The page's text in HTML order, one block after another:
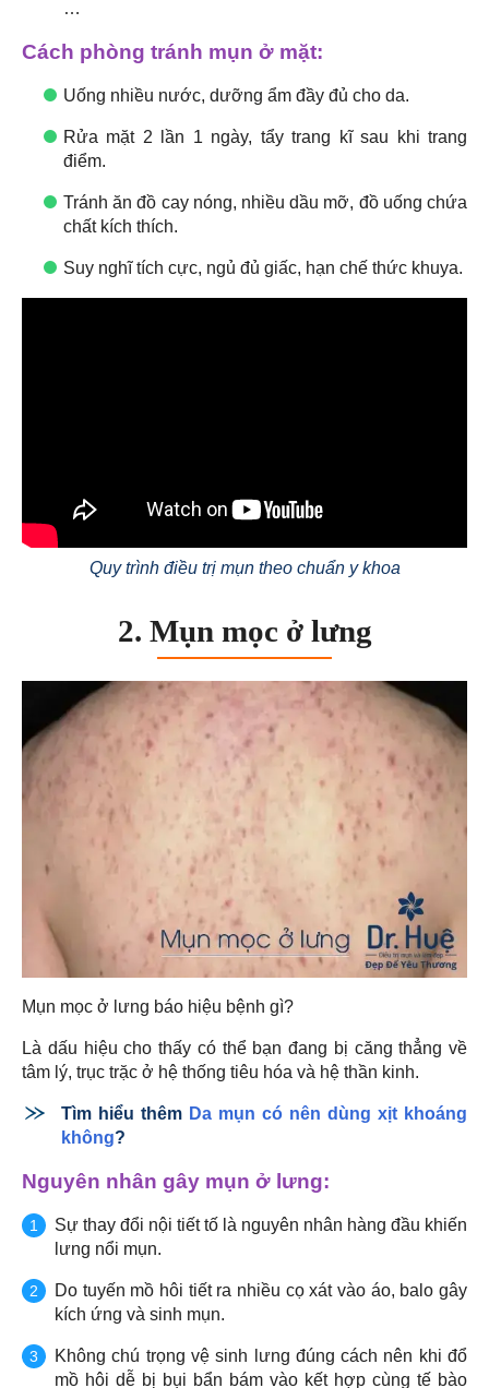
…
Cách phòng tránh mụn ở mặt:
Uống nhiều nước, dưỡng ẩm đầy đủ cho da.
Rửa mặt 2 lần 1 ngày, tẩy trang kĩ sau khi trang
điểm.
Tránh ăn đồ cay nóng, nhiều dầu mỡ, đồ uống chứa
chất kích thích.
Suy nghĩ tích cực, ngủ đủ giấc, hạn chế thức khuya.
Quy trình điều trị mụn theo chuẩn y khoa
2. Mụn mọc ở lưng
Mụn mọc ở lưng báo hiệu bệnh gì?
Là dấu hiệu cho thấy có thể bạn đang bị căng thẳng về
tâm lý, trục trặc ở hệ thống tiêu hóa và hệ thần kinh.
Tìm hiểu thêm Da mụn có nên dùng xịt khoáng
không?
Nguyên nhân gây mụn ở lưng:
Sự thay đổi nội tiết tố là nguyên nhân hàng đầu khiến
lưng nổi mụn.
Do tuyến mồ hôi tiết ra nhiều cọ xát vào áo, balo gây
kích ứng và sinh mụn.
Không chú trọng vệ sinh lưng đúng cách nên khi đổ
mồ hôi dễ bị bụi bẩn bám vào kết hợp cùng tế bào